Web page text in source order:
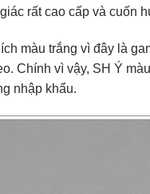
rất cao cấp và cuốn
màu trắng vì đây là
Chính vì vậy, SH Ý
nhập khẩu.